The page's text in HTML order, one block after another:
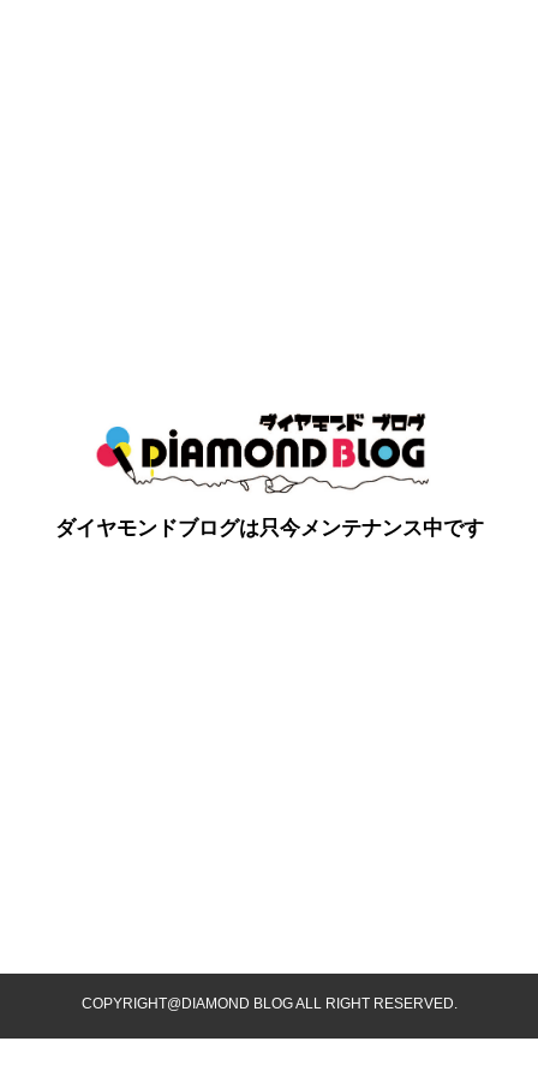
ダイヤモンドブログは只今メンテナンス中です
COPYRIGHT@DIAMOND BLOG ALL RIGHT RESERVED.